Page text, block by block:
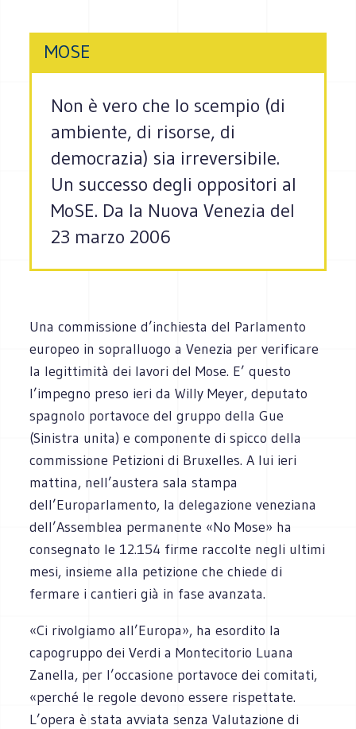
MOSE
Non è vero che lo scempio (di
ambiente, di risorse, di
democrazia) sia irreversibile.
Un successo degli oppositori al
MoSE. Da la Nuova Venezia del
23 marzo 2006
Una commissione d’inchiesta del Parlamento
europeo in sopralluogo a Venezia per verificare
la legittimità dei lavori del Mose. E’ questo
l’impegno preso ieri da Willy Meyer, deputato
spagnolo portavoce del gruppo della Gue
(Sinistra unita) e componente di spicco della
commissione Petizioni di Bruxelles. A lui ieri
mattina, nell’austera sala stampa
dell’Europarlamento, la delegazione veneziana
dell’Assemblea permanente «No Mose» ha
consegnato le 12.154 firme raccolte negli ultimi
mesi, insieme alla petizione che chiede di
fermare i cantieri già in fase avanzata.
«Ci rivolgiamo all’Europa», ha esordito la
capogruppo dei Verdi a Montecitorio Luana
Zanella, per l’occasione portavoce dei comitati,
«perché le regole devono essere rispettate.
L’opera è stata avviata senza Valutazione di